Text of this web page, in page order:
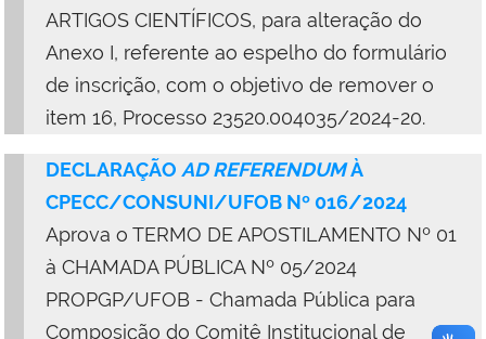
ARTIGOS CIENTÍFICOS, para alteração do
Anexo I, referente ao espelho do formulário
de inscrição, com o objetivo de remover o
item 16, Processo 23520.004035/2024-20.
DECLARAÇÃO AD REFERENDUMÀ
CPECC/CONSUNI/UFOB Nº 016/2024
Aprova o TERMO DE APOSTILAMENTO Nº 01
à CHAMADA PÚBLICA Nº 05/2024
PROPGP/UFOB - Chamada Pública para
Composição do Comitê Institucional de